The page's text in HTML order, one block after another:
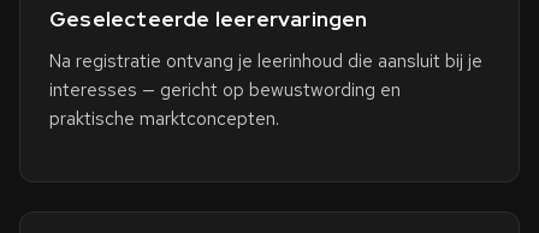
Geselecteerde leerervaringen
Na registratie ontvang je leerinhoud die aansluit bij je
interesses — gericht op bewustwording en
praktische marktconcepten.